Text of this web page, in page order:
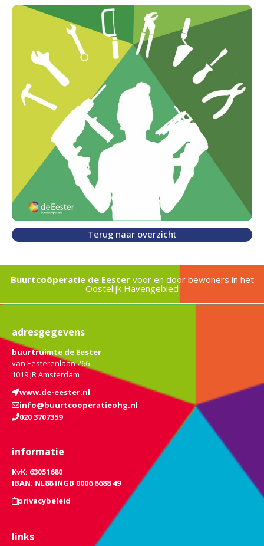
Terug naar overzicht
Buurtcoöperatie de Eestervoor en door bewoners in het
Oostelijk Havengebied
adresgegevens
buurtruimte de Eester
van Eesterenlaan 266
1019 JR Amsterdam
www.de-eester.nl
info@buurtcooperatieohg.nl
020 3707359
informatie
KvK: 63051680
IBAN: NL88 INGB 0006 8688 49
privacybeleid
links